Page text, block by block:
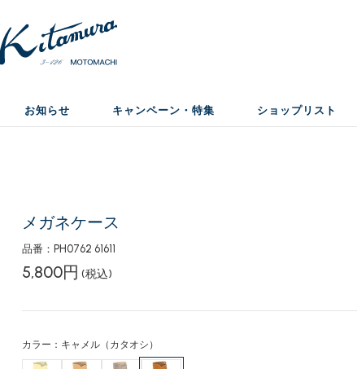
お知らせ キャンペーン・特集 ショップリスト
メガネケース
品番：PH0762 61611
5,800円 (税込)
カラー：キャメル（カタオシ）